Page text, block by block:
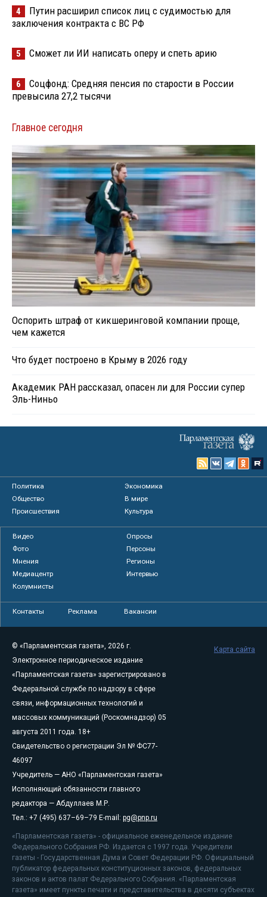
4
Путин расширил список лиц с судимостью для
заключения контракта с ВС РФ
5 Сможет ли ИИ написать оперу и спеть арию
6
Соцфонд: Средняя пенсия по старости в России
превысила 27,2 тысячи
Главное сегодня
Оспорить штраф от кикшеринговой компании проще,
чем кажется
Что будет построено в Крыму в 2026 году
Академик РАН рассказал, опасен ли для России супер
Эль-Ниньо
Политика
Экономика
Общество
В мире
Происшествия
Культура
Видео
Опросы
Фото
Персоны
Мнения
Регионы
Медиацентр
Интервью
Колумнисты
Контакты Реклама Вакансии
© «Парламентская газета», 2026 г.
Электронное периодическое издание
«Парламентская газета» зарегистрировано в
Федеральной службе по надзору в сфере
связи, информационных технологий и
массовых коммуникаций (Роскомнадзор) 05
августа 2011 года. 18+
Свидетельство о регистрации Эл № ФС77-
46097
Учредитель — АНО «Парламентская газета»
Исполняющий обязанности главного
редактора — Абдуллаев М.Р.
Тел.: +7 (495) 637–69–79 E-mail: pg@pnp.ru
«Парламентская газета» - официальное еженедельное издание
Федерального Собрания РФ. Издается с 1997 года. Учредители
газеты - Государственная Дума и Совет Федерации РФ. Официальный
публикатор федеральных конституционных законов, федеральных
законов и актов палат Федерального Собрания. «Парламентская
газета» имеет пункты печати и представительства в десяти субъектах
Карта сайта